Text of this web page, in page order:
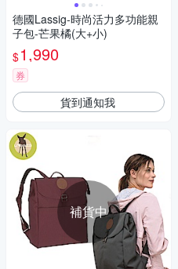
德國Lassig-時尚活力多功能親
子包-芒果橘(大+小)
$1,990
券
貨到通知我
補貨中